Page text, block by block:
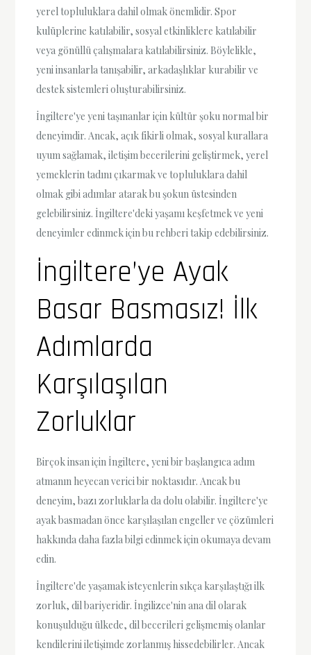
yerel topluluklara dahil olmak önemlidir. Spor
kulüplerine katılabilir, sosyal etkinliklere katılabilir
veya gönüllü çalışmalara katılabilirsiniz. Böylelikle,
yeni insanlarla tanışabilir, arkadaşlıklar kurabilir ve
destek sistemleri oluşturabilirsiniz.
İngiltere'ye yeni taşınanlar için kültür şoku normal bir
deneyimdir. Ancak, açık fikirli olmak, sosyal kurallara
uyum sağlamak, iletişim becerilerini geliştirmek, yerel
yemeklerin tadını çıkarmak ve topluluklara dahil
olmak gibi adımlar atarak bu şokun üstesinden
gelebilirsiniz. İngiltere'deki yaşamı keşfetmek ve yeni
deneyimler edinmek için bu rehberi takip edebilirsiniz.
İngiltere’ye Ayak
Basar Basmasız! İlk
Adımlarda
Karşılaşılan
Zorluklar
Birçok insan için İngiltere, yeni bir başlangıca adım
atmanın heyecan verici bir noktasıdır. Ancak bu
deneyim, bazı zorluklarla da dolu olabilir. İngiltere'ye
ayak basmadan önce karşılaşılan engeller ve çözümleri
hakkında daha fazla bilgi edinmek için okumaya devam
edin.
İngiltere'de yaşamak isteyenlerin sıkça karşılaştığı ilk
zorluk, dil bariyeridir. İngilizce'nin ana dil olarak
konuşulduğu ülkede, dil becerileri gelişmemiş olanlar
kendilerini iletişimde zorlanmış hissedebilirler. Ancak